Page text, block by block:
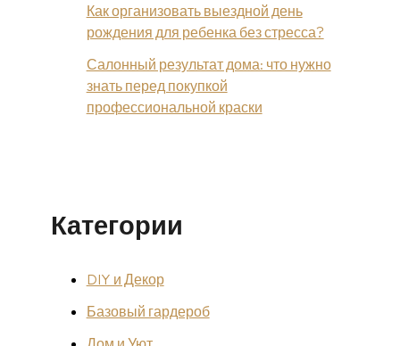
Как организовать выездной день
рождения для ребенка без стресса?
Салонный результат дома: что нужно
знать перед покупкой
профессиональной краски
Категории
DIY и Декор
Базовый гардероб